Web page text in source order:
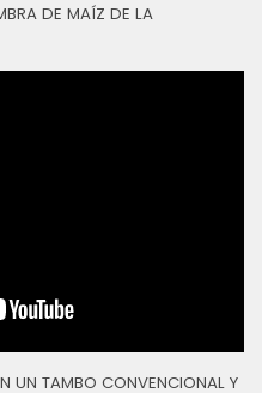
DE MAÍZ DE LA
UN TAMBO CONVENCIONAL Y